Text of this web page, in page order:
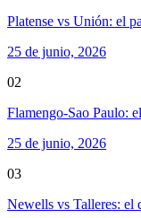
Platense vs Unión: el
25 de junio, 2026
02
Flamengo-Sao Paulo:
25 de junio, 2026
03
Newells vs Talleres: el